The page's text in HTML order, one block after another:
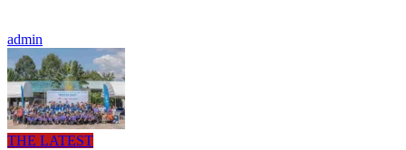
admin
THE LATEST